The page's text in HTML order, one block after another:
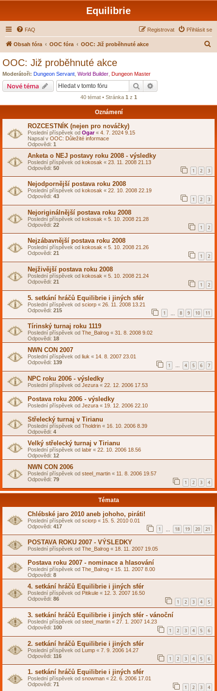
Equilibrie
FAQ Přihlásit se
Registrovat
Obsah fóra OOC fóra OOC: Již proběhnuté akce
OOC: Již proběhnuté akce
Moderátoři: Dungeon Servant World Builder Dungeon Master
Nové téma Hledat
40 témat • Stránka 1 z 1
Oznámení
ROZCESTNÍK (nejen pro nováčky)
Poslední příspěvek od Ogar« 4. 7. 2024 9.15
Napsal v OOC: Důležité informace
Odpovědi: 1
Anketa o NEJ postavy roku 2008 - výsledky
Poslední příspěvek od kokosak « 23. 11. 2008 21.13
Odpovědi: 50 1 2 3
Nejodpornější postava roku 2008
Poslední příspěvek od kokosak « 22. 10. 2008 22.19
Odpovědi: 43 1 2 3
Nejoriginálnější postava roku 2008
Poslední příspěvek od kokosak « 5. 10. 2008 21.28
Odpovědi: 22 1 2
Nejzábavnější postava roku 2008
Poslední příspěvek od kokosak « 5. 10. 2008 21.26
Odpovědi: 21 1 2
Nejživější postava roku 2008
Poslední příspěvek od kokosak « 5. 10. 2008 21.24
Odpovědi: 21 1 2
5. setkání hráčů Equilibrie i jiných sfér
Poslední příspěvek od sciorp « 26. 11. 2008 13.21
Odpovědi: 215 1 8 9 10 11
Tírinský turnaj roku 1119
Poslední příspěvek od The_Balrog « 31. 8. 2008 9.02
Odpovědi: 18
NWN CON 2007
Poslední příspěvek od liuk « 14. 8. 2007 23.01
Odpovědi: 139 1 … 4 5 6 7
NPC roku 2006 - výsledky
Poslední příspěvek od Jezura « 22. 12. 2006 17.53
Postava roku 2006 - výsledky
Poslední příspěvek od Jezura « 19. 12. 2006 22.10
Střelecký turnaj v Tirianu
Poslední příspěvek od Tholdrin « 16. 10. 2006 8.39
Odpovědi: 4
Velký střelecký turnaj v Tirianu
Poslední příspěvek od labir « 22. 10. 2006 18.56
Odpovědi: 12
NWN CON 2006
Poslední příspěvek od steel_martin « 11. 8. 2006 19.57
Odpovědi: 79 1 2 3 4
Témata
Chlébské jaro 2010 aneb johoho, piráti!
Poslední příspěvek od sciorp « 15. 5. 2010 0.01
Odpovědi: 417 1 18 19 20 21
POSTAVA ROKU 2007 - VÝSLEDKY
Poslední příspěvek od The_Balrog « 18. 11. 2007 19.05
Postava roku 2007 - nominace a hlasování
Poslední příspěvek od The_Balrog « 15. 11. 2007 8.00
Odpovědi: 8
4. setkání hráčů Equilibrie i jiných sfér
Poslední příspěvek od Pitikule « 12. 3. 2007 16.50
Odpovědi: 86 1 2 3 4 5
3. setkání hráčů Equilibrie i jiných sfér - vánoční
Poslední příspěvek od steel_martin « 27. 1. 2007 14.23
Odpovědi: 100 1 2 3 4 5 6
2. setkání hráčů Equilibrie i jiných sfér
Poslední příspěvek od Lump « 7. 9. 2006 14.27
Odpovědi: 116 1 2 3 4 5 6
1. setkání hráčů Equilibrie i jiných sfér
Poslední příspěvek od snowman « 22. 6. 2006 17.01
Odpovědi: 71 1 2 3 4